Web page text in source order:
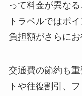
って料金が異な
トラベルではポ
負担額がさらにお
交通費の節約も
トや往復割引、